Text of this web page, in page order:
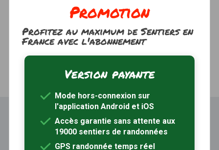
Promotion
Profitez au maximum de Sentiers en
France avec l'abonnement
Version payante
Mode hors-connexion sur
l'application Android et iOS
Accès garantie sans attente aux
19000 sentiers de randonnées
GPS randonnée temps réel